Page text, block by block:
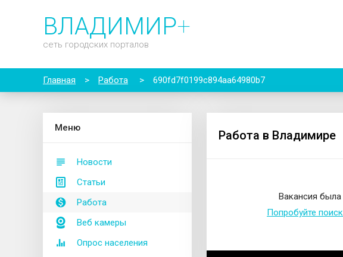
ВЛАДИМИР+
сеть городских порталов
Главная > Работа > 690fd7f0199c894aa64980b7
Меню
Новости
Статьи
Работа
Веб камеры
Опрос населения
Работа в Владимире
Вакансия
Попробуйте